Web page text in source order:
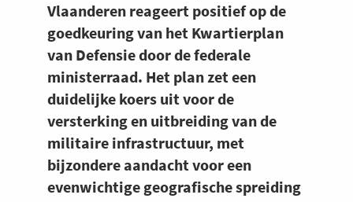
Vlaanderen reageert positief op de
goedkeuring van het Kwartierplan
van Defensie door de federale
ministerraad. Het plan zet een
duidelijke koers uit voor de
versterking en uitbreiding van de
militaire infrastructuur, met
bijzondere aandacht voor een
evenwichtige geografische spreiding